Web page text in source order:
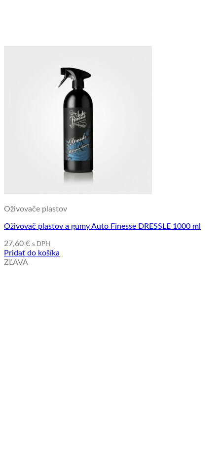
Oživovače plastov
Oživovač plastov a gumy Auto Finesse DRESSLE 1000 ml
27,60 € s DPH
Pridať do košíka
ZĽAVA